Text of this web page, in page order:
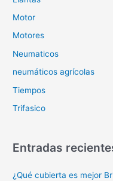
Motor
Motores
Neumaticos
neumáticos agrícolas
Tiempos
Trifasico
Entradas
¿Qué cubierta es mejor